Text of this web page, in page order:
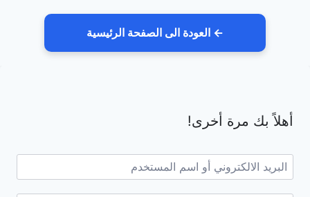
← العودة الى الصفحة الرئيسية
المحتوى
أهلاً بك مرة أخرى!